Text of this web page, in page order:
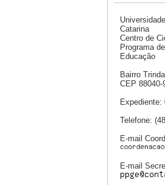
Catarina
Centro de
Programa
Educação
Bairro
CEP 88040-
Expediente:
Telefone:
E-mail
E-mail